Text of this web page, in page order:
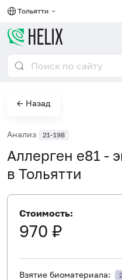
Тольятти
← Назад
Анализ 21-198
Аллерген e81 -
в Тольятти
Стоимость:
970 ₽
Взятие биоматериала: